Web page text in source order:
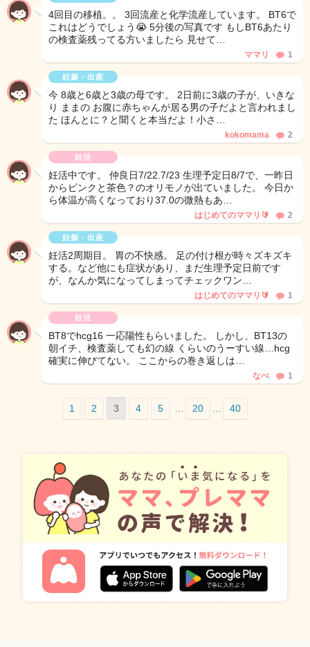
4回目の移植。。 3回流産と化学流産しています。 BT6で
これはどうでしょう😭 5分後の写真です もしBT6あたり
の検査薬残ってる方いましたら 見せて…
ママリ 1
妊娠・出産
今 8歳と6歳と3歳の母です。 2日前に3歳の子が、いきな
り ままの お腹に赤ちゃんが居る男の子だよと言われまし
た ほんとに？と聞くと本当だよ！小さ…
kokomama 2
妊活
妊活中です。 仲良日7/22.7/23 生理予定日8/7で、一昨日
からピンクと茶色？のオリモノが出ていました。 今日か
ら体温が高くなっており37.0の微熱もあ…
はじめてのママリ🔰 2
妊娠・出産
妊活2周期目。 胃の不快感。 足の付け根が時々ズキズキ
する。など他にも症状があり、まだ生理予定日前です
が、なんか気になってしまってチェックワン…
はじめてのママリ🔰 1
妊活
BT8でhcg16 一応陽性もらいました。 しかし、BT13の
朝イチ、検査薬しても幻の線 くらいのうーすい線…hcg
確実に伸びてない。 ここからの巻き返しは…
なべ 1
1 2 3 4 5 20 40